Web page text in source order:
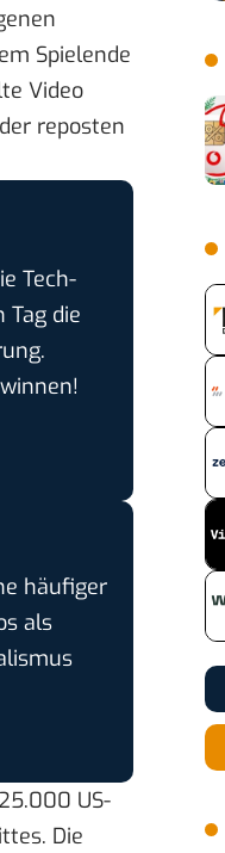
Spielende
Video
reposten
Tech-
die
häufiger
als
US-
Die